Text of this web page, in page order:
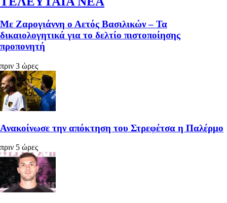
Με Ζαρογιάννη ο Αετός Βασιλικών – Τα
δικαιολογητικά για το δελτίο πιστοποίησης
προπονητή
πριν 3 ώρες
Ανακοίνωσε την απόκτηση του Στρεφέτσα η Παλέρμο
πριν 5 ώρες